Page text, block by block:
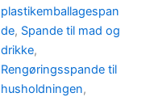
plastikemballagespan
de, Spande til mad og
drikke,
Rengøringsspande til
husholdningen,